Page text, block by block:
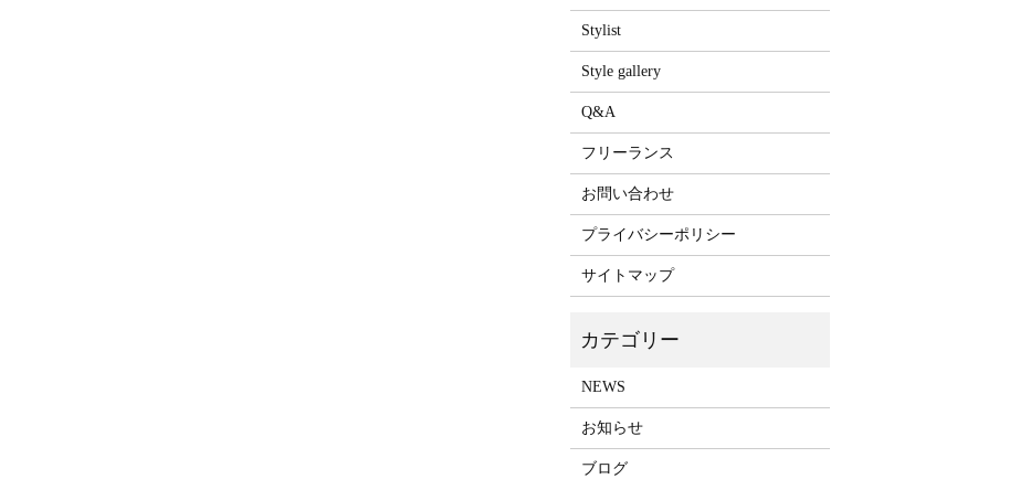
Stylist
Style gallery
Q&A
フリーランス
お問い合わせ
プライバシーポリシー
サイトマップ
NEWS
お知らせ
ブログ